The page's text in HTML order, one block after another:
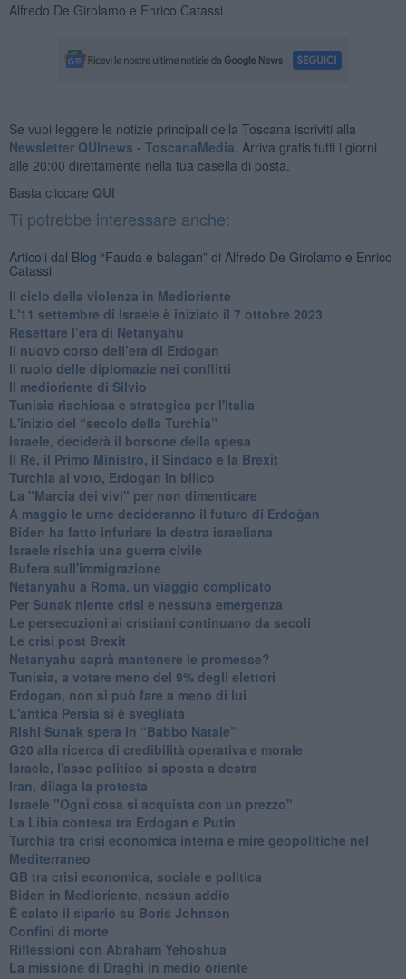
Alfredo De Girolamo e Enrico Catassi
Se vuoi leggere le notizie principali della Toscana iscriviti alla
Newsletter QUInews - ToscanaMedia. Arriva gratis tutti i giorni
alle 20:00 direttamente nella tua casella di posta.
Basta cliccare QUI
Ti potrebbe interessare anche:
Articoli dal Blog “Fauda e balagan” di Alfredo De Girolamo e Enrico
Catassi
Il ciclo della violenza in Medioriente
L'11 settembre di Israele è iniziato il 7 ottobre 2023
Resettare l’era di Netanyahu
​Il nuovo corso dell’era di Erdogan
Il ruolo delle diplomazie nei conflitti
Il medioriente di Silvio
Tunisia rischiosa e strategica per l'Italia
L'inizio del “secolo della Turchia”
Israele, deciderà il borsone della spesa
Il Re, il Primo Ministro, il Sindaco e la Brexit
Turchia al voto, Erdogan in bilico
La "Marcia dei vivi" per non dimenticare
A maggio le urne decideranno il futuro di Erdoğan
Biden ha fatto infuriare la destra israeliana
Israele rischia una guerra civile
Bufera sull'immigrazione
Netanyahu a Roma, un viaggio complicato
Per Sunak niente crisi e nessuna emergenza
Le persecuzioni ai cristiani continuano da secoli
Le crisi post Brexit
Netanyahu saprà mantenere le promesse?
Tunisia, a votare meno del 9% degli elettori
Erdogan, non si può fare a meno di lui
L'antica Persia si è svegliata
Rishi Sunak spera in “Babbo Natale”
G20 alla ricerca di credibilità operativa e morale
Israele, l'asse politico si sposta a destra
Iran, dilaga la protesta
Israele "Ogni cosa si acquista con un prezzo"
La Libia contesa tra Erdogan e Putin
Turchia tra crisi economica interna e mire geopolitiche nel
Mediterraneo
GB tra crisi economica, sociale e politica
Biden in Medioriente, nessun addio
È calato il sipario su Boris Johnson
Confini di morte
Riflessioni con Abraham Yehoshua
La missione di Draghi in medio oriente